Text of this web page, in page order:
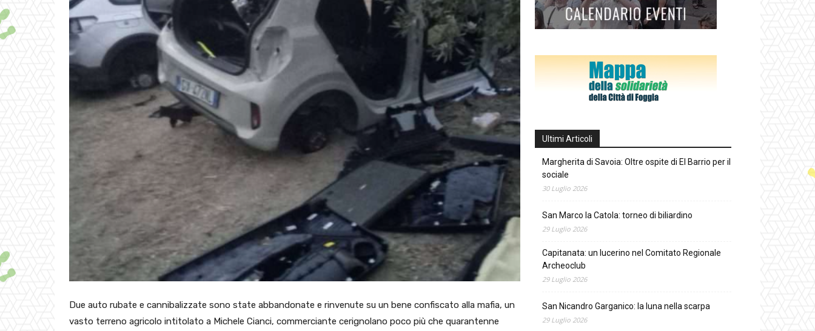
Due auto rubate e cannibalizzate sono state abbandonate e rinvenute su un bene confiscato alla mafia, un
vasto terreno agricolo intitolato a Michele Cianci, commerciante cerignolano poco più che quarantenne
Ultimi Articoli
Margherita di Savoia: Oltre ospite di El Barrio per il
sociale
30 Luglio 2026
San Marco la Catola: torneo di biliardino
29 Luglio 2026
Capitanata: un lucerino nel Comitato Regionale
Archeoclub
29 Luglio 2026
San Nicandro Garganico: la luna nella scarpa
29 Luglio 2026